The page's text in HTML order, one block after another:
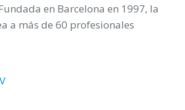
en Barcelona en 1997, la
a más de 60 profesionales